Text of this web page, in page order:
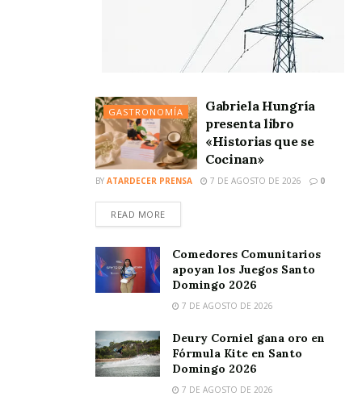
GASTRONOMÍA
Gabriela Hungría
presenta libro
«Historias que se
Cocinan»
BY ATARDECER PRENSA 7 DE AGOSTO DE 2026 0
READ MORE
Comedores Comunitarios
apoyan los Juegos Santo
Domingo 2026
7 DE AGOSTO DE 2026
Deury Corniel gana oro en
Fórmula Kite en Santo
Domingo 2026
7 DE AGOSTO DE 2026